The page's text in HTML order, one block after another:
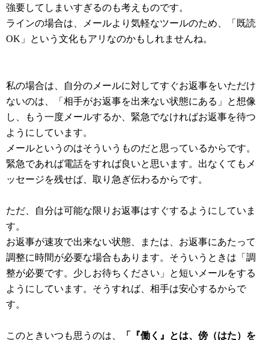
強要してしまいすぎるのも考えものです。
ラインの場合は、メールより気軽なツールのため、「既読
OK」という文化もアリなのかもしれませんね。
私の場合は、自分のメールに対してすぐお返事をいただけ
ないのは、「相手がお返事を出来ない状態にある」と想像
し、もう一度メールするか、緊急でなければお返事を待つ
ようにしています。
メールというのはそういうものだと思っているからです。
緊急であれば電話をすれば良いと思います。出なくてもメ
ッセージを残せば、取り急ぎ伝わるからです。
ただ、自分は可能な限りお返事はすぐするようにしていま
す。
お返事が速攻で出来ない状態、または、お返事にあたって
調整に時間が必要な場合もあります。そういうときは「調
整が必要です。少しお待ちください」と短いメールをする
ようにしています。そうすれば、相手は安心するからで
す。
このときいつも思うのは、 「『働く』とは、傍（はた）を